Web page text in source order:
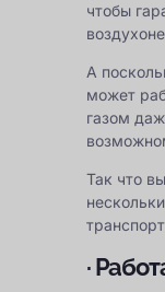
чтобы
А
может
газом
Так что
·